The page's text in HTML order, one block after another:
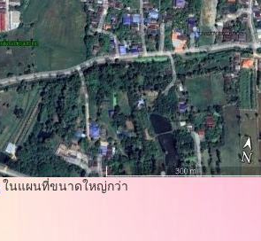
ในแผนที่ขนาดใหญ่กว่า